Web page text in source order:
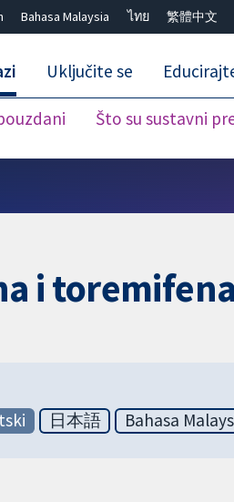
Bahasa Malaysia ไทย 繁體中文
Što su sustavni
Uključite se
i
日本語 Bahasa